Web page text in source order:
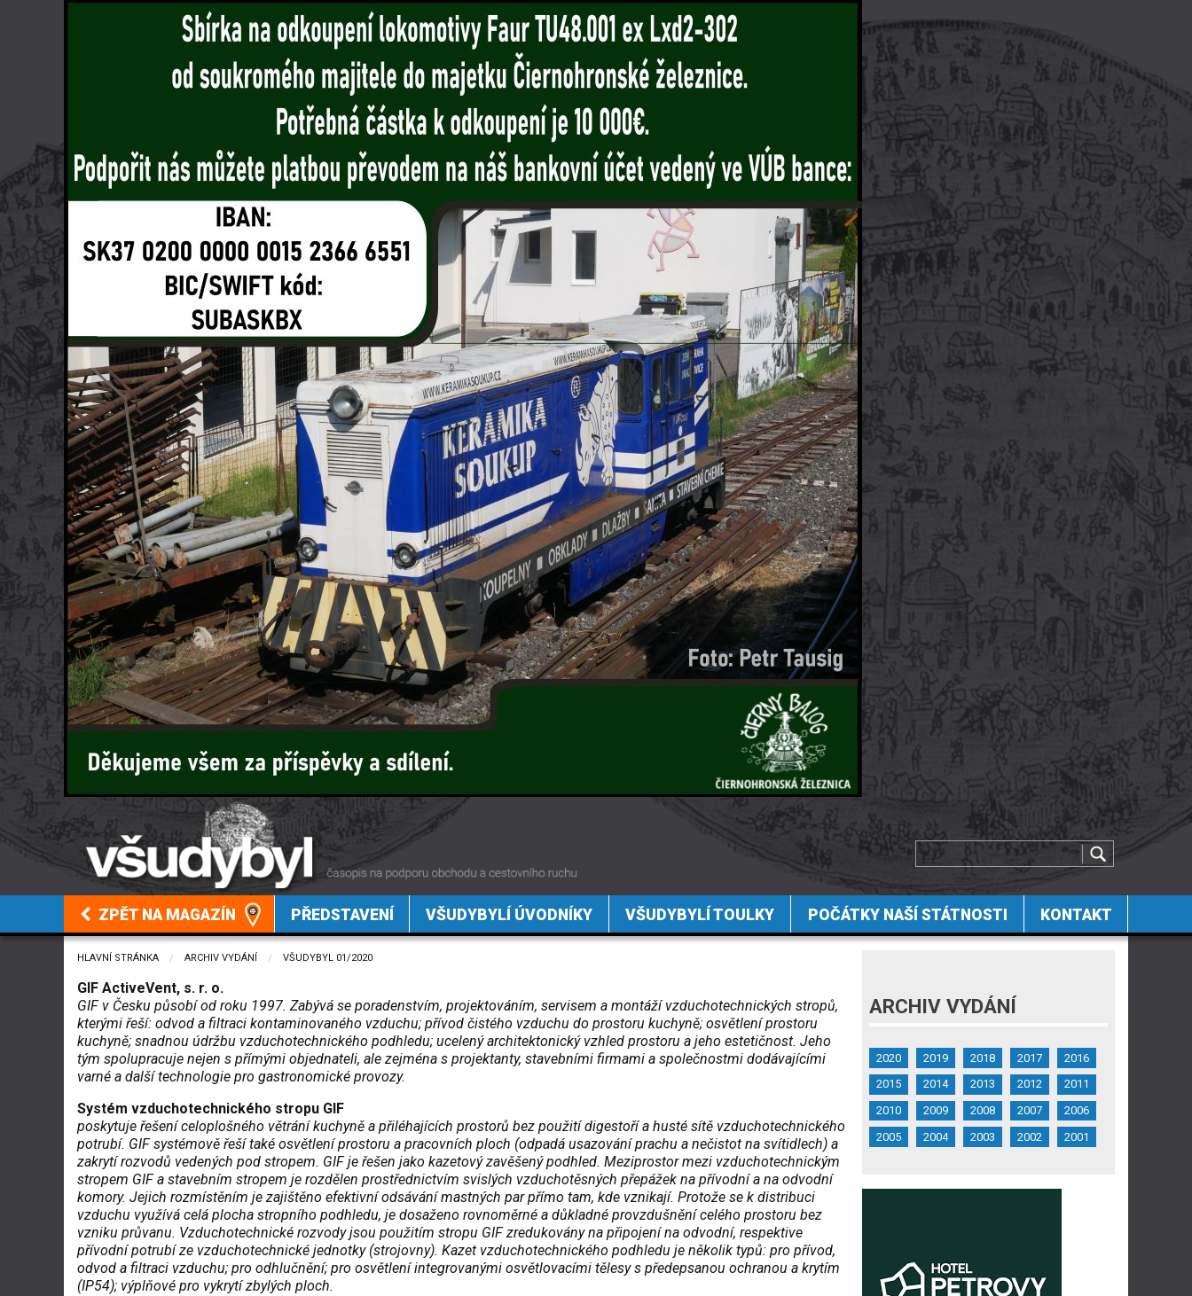
ZPĚT NA MAGAZÍN PŘEDSTAVENÍ VŠUDYBYLÍ ÚVODNÍKY VŠUDYBYLÍ TOULKY POČÁTKY NAŠÍ STÁTNOSTI KONTAKT
HLAVNÍ STRÁNKA ARCHIV VYDÁNÍ VŠUDYBYL 01/2020
GIF ActiveVent, s. r. o.
GIF v Česku působí od roku 1997. Zabývá se poradenstvím, projektováním, servisem a montáží vzduchotechnických stropů,
kterými řeší: odvod a filtraci kontaminovaného vzduchu; přívod čistého vzduchu do prostoru kuchyně; osvětlení prostoru
kuchyně; snadnou údržbu vzduchotechnického podhledu; ucelený architektonický vzhled prostoru a jeho estetičnost. Jeho
tým spolupracuje nejen s přímými objednateli, ale zejména s projektanty, stavebními firmami a společnostmi dodávajícími
varné a další technologie pro gastronomické provozy.
Systém vzduchotechnického stropu GIF
poskytuje řešení celoplošného větrání kuchyně a přiléhajících prostorů bez použití digestoří a husté sítě vzduchotechnického
potrubí. GIF systémově řeší také osvětlení prostoru a pracovních ploch (odpadá usazování prachu a nečistot na svítidlech) a
zakrytí rozvodů vedených pod stropem. GIF je řešen jako kazetový zavěšený podhled. Meziprostor mezi vzduchotechnickým
stropem GIF a stavebním stropem je rozdělen prostřednictvím svislých vzduchotěsných přepážek na přívodní a na odvodní
komory. Jejich rozmístěním je zajištěno efektivní odsávání mastných par přímo tam, kde vznikají. Protože se k distribuci
vzduchu využívá celá plocha stropního podhledu, je dosaženo rovnoměrné a důkladné provzdušnění celého prostoru bez
vzniku průvanu. Vzduchotechnické rozvody jsou použitím stropu GIF zredukovány na připojení na odvodní, respektive
přívodní potrubí ze vzduchotechnické jednotky (strojovny). Kazet vzduchotechnického podhledu je několik typů: pro přívod,
odvod a filtraci vzduchu; pro odhlučnění; pro osvětlení integrovanými osvětlovacími tělesy s předepsanou ochranou a krytím
(IP54); výplňové pro vykrytí zbylých ploch.
ARCHIV VYDÁNÍ
2020 2019 2018 2017
2016
2015
2014 2013 2012
2011
2010
2009 2008 2007
2006
2005
2004 2003 2002 2001